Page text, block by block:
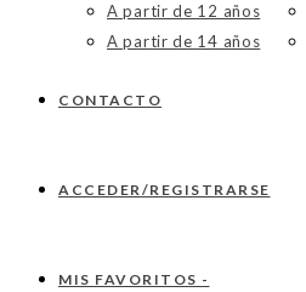
A partir de 12 años
A partir de 14 años
CONTACTO
ACCEDER/REGISTRARSE
MIS FAVORITOS -